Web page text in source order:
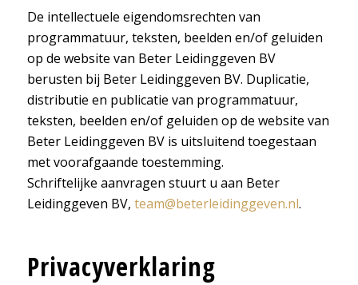
De intellectuele eigendomsrechten van
programmatuur, teksten, beelden en/of geluiden
op de website van Beter Leidinggeven BV
berusten bij Beter Leidinggeven BV. Duplicatie,
distributie en publicatie van programmatuur,
teksten, beelden en/of geluiden op de website van
Beter Leidinggeven BV is uitsluitend toegestaan
met voorafgaande toestemming.
Schriftelijke aanvragen stuurt u aan Beter
Leidinggeven BV, team@beterleidinggeven.nl.
Privacyverklaring